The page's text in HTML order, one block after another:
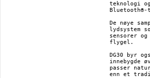
teknologi
De nøye
lydsystem
sensorer
flygel.
DG30 byr
innebygde
passer
enn et